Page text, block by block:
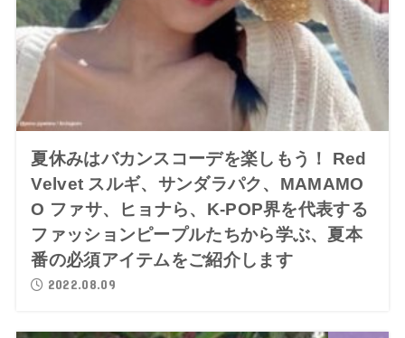
夏休みはバカンスコーデを楽しもう！ Red
Velvet スルギ、サンダラパク、MAMAMO
O ファサ、ヒョナら、K-POP界を代表する
ファッションピープルたちから学ぶ、夏本
番の必須アイテムをご紹介します
2022.08.09